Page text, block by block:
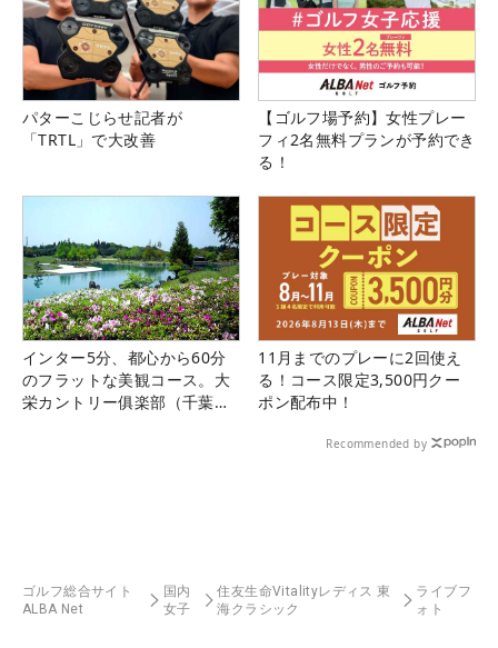
パターこじらせ記者が
「TRTL」で大改善
【ゴルフ場予約】女性プレー
フィ2名無料プランが予約でき
る！
インター5分、都心から60分
のフラットな美観コース。大
栄カントリー俱楽部（千葉
11月までのプレーに2回使え
る！コース限定3,500円クー
ポン配布中！
Recommended by
ゴルフ総合サイト
ALBA Net
国内
女子
住友生命Vitalityレディス 東
海クラシック
ライブフ
ォト